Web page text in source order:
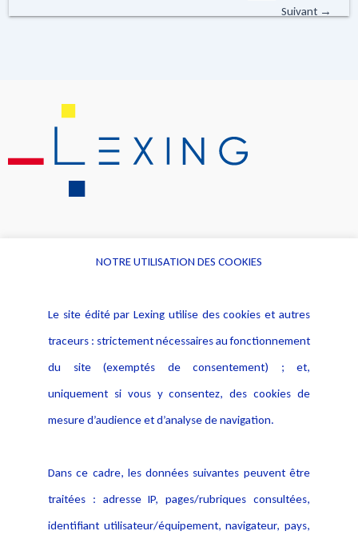
Suivant →
Alerte professionnelle
Déclaration d'accessibilité
Notice Légale
Politique de protection des
données
Publications
NOTRE UTILISATION DES COOKIES
Le site édité par Lexing utilise des cookies et autres
traceurs : strictement nécessaires au fonctionnement
du site (exemptés de consentement) ; et,
uniquement si vous y consentez, des cookies de
mesure d’audience et d’analyse de navigation.
Dans ce cadre, les données suivantes peuvent être
traitées : adresse IP, pages/rubriques consultées,
identifiant utilisateur/équipement, navigateur, pays,